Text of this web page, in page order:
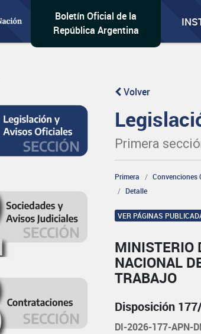
Boletín Oficial de la
República Argentina
Volver
Primera
Primera
Convenciones
Detalle
VER PÁGINAS
MINISTERIO
NACIONAL
TRABAJO
Disposición
DI-2026-177-APN-